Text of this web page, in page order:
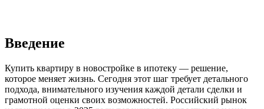
Введение
Купить квартиру в новостройке в ипотеку — решение,
которое меняет жизнь. Сегодня этот шаг требует детального
подхода, внимательного изучения каждой детали сделки и
грамотной оценки своих возможностей. Российский рынок